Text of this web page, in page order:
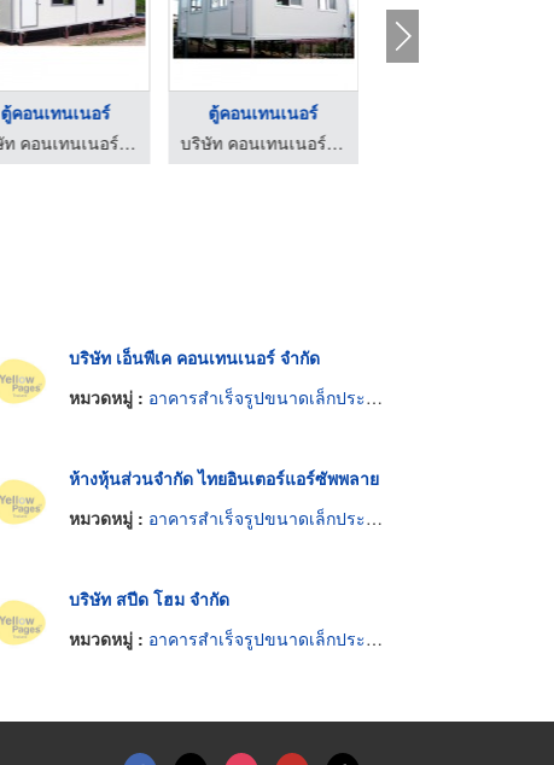
ตู้คอนเทนเนอร์
บริษัท คอนเทนเนอร์ ซัพพลาย (2000) จำกัด
ตู้คอนเทนเนอร์
บริษัท คอนเทนเนอร์ ซัพพลาย (2000) จำกัด
บริษัท เอ็นพีเค คอนเทนเนอร์ จำกัด
หมวดหมู่ : อาคารสำเร็จรูปขนาดเล็กประกอบและเคลื่อนย้ายได้
ห้างหุ้นส่วนจำกัด ไทยอินเตอร์แอร์ซัพพลาย
หมวดหมู่ : อาคารสำเร็จรูปขนาดเล็กประกอบและเคลื่อนย้ายได้
บริษัท สปีด โฮม จำกัด
หมวดหมู่ : อาคารสำเร็จรูปขนาดเล็กประกอบและเคลื่อนย้ายได้